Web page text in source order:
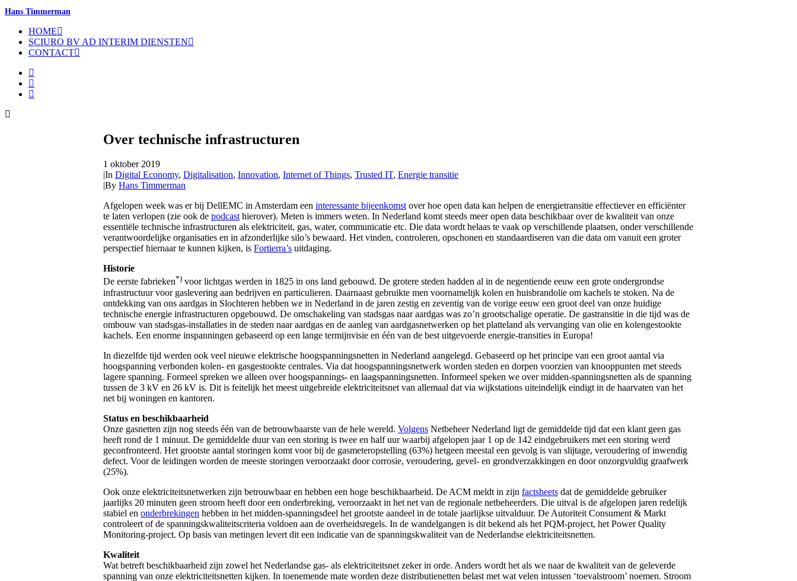
Hans Timmerman
HOME
SCIURO BV AD INTERIM DIENSTEN
CONTACT
Over technische infrastructuren
1 oktober 2019
|In Digital Economy, Digitalisation, Innovation, Internet of Things, Trusted IT, Energie transitie
|By Hans Timmerman
Afgelopen week was er bij DellEMC in Amsterdam een interessante bijeenkomstover hoe open data kan helpen de energietransitie effectiever en efficiënter
te laten verlopen (zie ook de podcasthierover). Meten is immers weten. In Nederland komt steeds meer open data beschikbaar over de kwaliteit van onze
essentiële technische infrastructuren als elektriciteit, gas, water, communicatie etc. Die data wordt helaas te vaak op verschillende plaatsen, onder verschillende
verantwoordelijke organisaties en in afzonderlijke silo’s bewaard. Het vinden, controleren, opschonen en standaardiseren van die data om vanuit een groter
perspectief hiernaar te kunnen kijken, is Fortierra’s uitdaging.
Historie
De eerste fabrieken*) voor lichtgas werden in 1825 in ons land gebouwd. De grotere steden hadden al in de negentiende eeuw een grote ondergrondse
infrastructuur voor gaslevering aan bedrijven en particulieren. Daarnaast gebruikte men voornamelijk kolen en huisbrandolie om kachels te stoken. Na de
ontdekking van ons aardgas in Slochteren hebben we in Nederland in de jaren zestig en zeventig van de vorige eeuw een groot deel van onze huidige
technische energie infrastructuren opgebouwd. De omschakeling van stadsgas naar aardgas was zo’n grootschalige operatie. De gastransitie in die tijd was de
ombouw van stadsgas-installaties in de steden naar aardgas en de aanleg van aardgasnetwerken op het platteland als vervanging van olie en kolengestookte
kachels. Een enorme inspanningen gebaseerd op een lange termijnvisie en één van de best uitgevoerde energie-transities in Europa!
In diezelfde tijd werden ook veel nieuwe elektrische hoogspanningsnetten in Nederland aangelegd. Gebaseerd op het principe van een groot aantal via
hoogspanning verbonden kolen- en gasgestookte centrales. Via dat hoogspanningsnetwerk worden steden en dorpen voorzien van knooppunten met steeds
lagere spanning. Formeel spreken we alleen over hoogspannings- en laagspanningsnetten. Informeel speken we over midden-spanningsnetten als de spanning
tussen de 3 kV en 26 kV is. Dit is feitelijk het meest uitgebreide elektriciteitsnet van allemaal dat via wijkstations uiteindelijk eindigt in de haarvaten van het
net bij woningen en kantoren.
Status en beschikbaarheid
Onze gasnetten zijn nog steeds één van de betrouwbaarste van de hele wereld. Volgens Netbeheer Nederland ligt de gemiddelde tijd dat een klant geen gas
heeft rond de 1 minuut. De gemiddelde duur van een storing is twee en half uur waarbij afgelopen jaar 1 op de 142 eindgebruikers met een storing werd
geconfronteerd. Het grootste aantal storingen komt voor bij de gasmeteropstelling (63%) hetgeen meestal een gevolg is van slijtage, veroudering of inwendig
defect. Voor de leidingen worden de meeste storingen veroorzaakt door corrosie, veroudering, gevel- en grondverzakkingen en door onzorgvuldig graafwerk
(25%).
Ook onze elektriciteitsnetwerken zijn betrouwbaar en hebben een hoge beschikbaarheid. De ACM meldt in zijn factsheets dat de gemiddelde gebruiker
jaarlijks 20 minuten geen stroom heeft door een onderbreking, veroorzaakt in het net van de regionale netbeheerders. Die uitval is de afgelopen jaren redelijk
stabiel en onderbrekingen hebben in het midden-spanningsdeel het grootste aandeel in de totale jaarlijkse uitvalduur. De Autoriteit Consument & Markt
controleert of de spanningskwaliteitscriteria voldoen aan de overheidsregels. In de wandelgangen is dit bekend als het PQM-project, het Power Quality
Monitoring-project. Op basis van metingen levert dit een indicatie van de spanningskwaliteit van de Nederlandse elektriciteitsnetten.
Kwaliteit
Wat betreft beschikbaarheid zijn zowel het Nederlandse gas- als elektriciteitsnet zeker in orde. Anders wordt het als we naar de kwaliteit van de geleverde
spanning van onze elektriciteitsnetten kijken. In toenemende mate worden deze distributienetten belast met wat velen intussen ‘toevalstroom’ noemen. Stroom